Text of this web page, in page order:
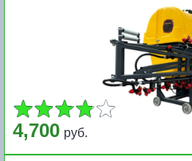
4,700 руб.